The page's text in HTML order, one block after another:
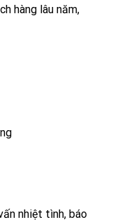
hàng lâu năm,
nhiệt tình, báo